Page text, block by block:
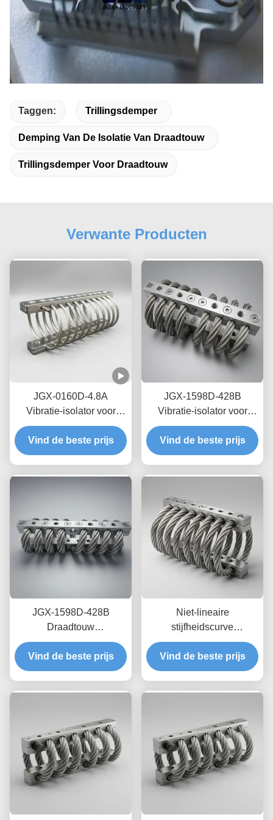
Taggen: Trillingsdemper
Demping Van De Isolatie Van Draadtouw
Trillingsdemper Voor Draadtouw
Verwante Producten
JGX-0160D-4.8A
Vibratie-isolator voor
zeedraden op zee,
onderhoudsvrij, van
roestvrij staal
Vind de beste prijs
JGX-1598D-428B
Vibratie-isolator voor
draadtouwen met nul-
kruip-olievrije
wrijvingsdemping voor
Vind de beste prijs
JGX-1598D-428B
Draadtouw
Trillingsisolator Schimmel
Chemisch wasbestendige
isolatie van roestvrij staal
Vind de beste prijs
Niet-lineaire
stijfheidscurve
draadkabelisolator JGX-
2228D-665B
Milieuvriendelijke
Vind de beste prijs